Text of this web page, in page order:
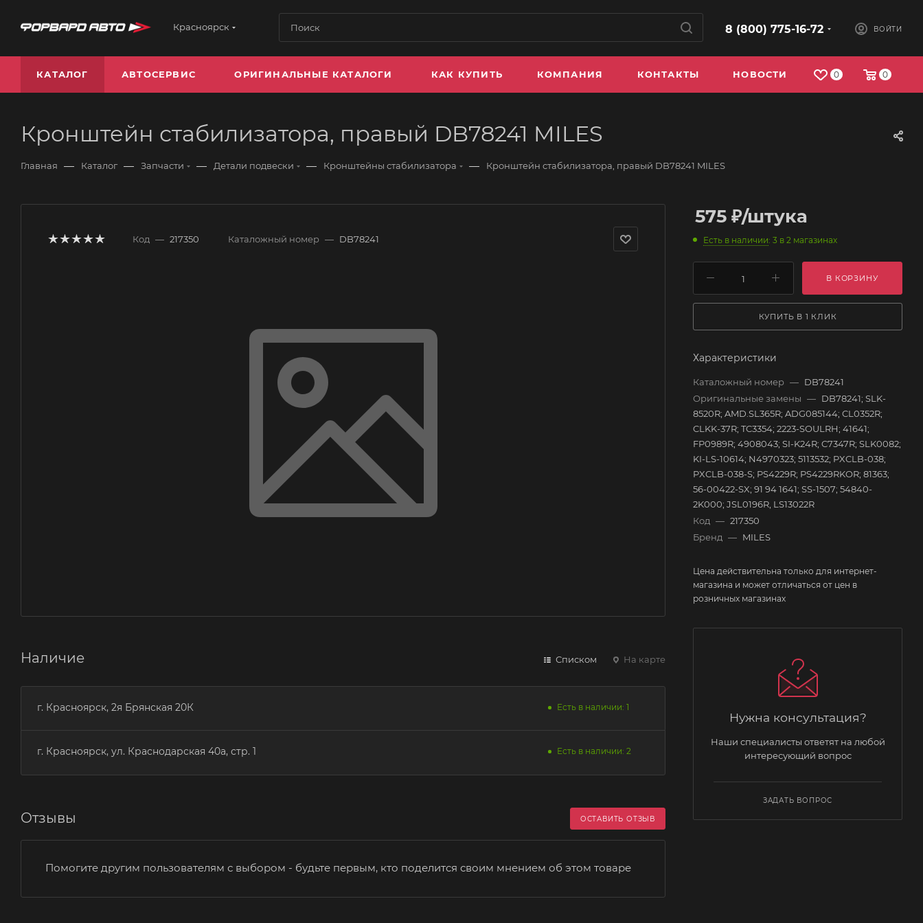
Красноярск 8 (800) 775-16-72 ВОЙТИ
0 0
КАТАЛОГ АВТОСЕРВИС ОРИГИНАЛЬНЫЕ КАТАЛОГИ КАК КУПИТЬ КОМПАНИЯ КОНТАКТЫ НОВОСТИ
Кронштейн стабилизатора, правый DB78241 MILES
Главная — Каталог — Запчасти — Детали подвески — Кронштейны стабилизатора — Кронштейн стабилизатора, правый DB78241 MILES
Код — 217350 Каталожный номер — DB78241
Наличие Списком На карте
г. Красноярск, 2я Брянская 20К Есть в наличии: 1
г. Красноярск, ул. Краснодарская 40а, стр. 1 Есть в наличии: 2
Отзывы ОСТАВИТЬ ОТЗЫВ
Помогите другим пользователям с выбором - будьте первым, кто поделится своим мнением об этом товаре
575 ₽/штука
Есть в наличии: 3 в 2 магазинах
В КОРЗИНУ
КУПИТЬ В 1 КЛИК
Характеристики
Каталожный номер — DB78241
Оригинальные замены — DB78241; SLK-
8520R; AMD.SL365R; ADG085144; CL0352R;
CLKK-37R; TC3354; 2223-SOULRH; 41641;
FP0989R; 4908043; SI-K24R; C7347R; SLK0082;
KI-LS-10614; N4970323; 5113532; PXCLB-038;
PXCLB-038-S; PS4229R; PS4229RKOR; 81363;
56-00422-SX; 91 94 1641; SS-1507; 54840-
2K000; JSL0196R, LS13022R
Код — 217350
Бренд — MILES
Цена действительна только для интернет-
магазина и может отличаться от цен в
розничных магазинах
Нужна консультация?
Наши специалисты ответят на любой
интересующий вопрос
ЗАДАТЬ ВОПРОС